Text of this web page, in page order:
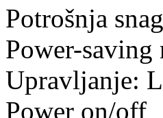
Potrošnja
Power-saving
Upravljanje:
Power on/off